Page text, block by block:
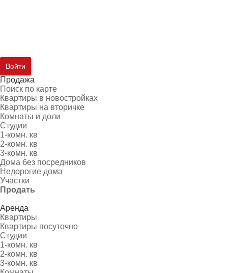
Войти
Продажа
Поиск по карте
Квартиры в новостройках
Квартиры на вторичке
Комнаты и доли
Студии
1-комн. кв
2-комн. кв
3-комн. кв
Дома без посредников
Недорогие дома
Участки
Продать
Аренда
Квартиры
Квартиры посуточно
Студии
1-комн. кв
2-комн. кв
3-комн. кв